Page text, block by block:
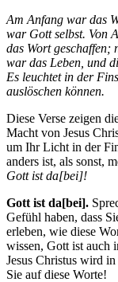
Am Anfang war das
war Gott selbst. Von
das Wort geschaffen;
war das Leben, und
Es leuchtet in der
auslöschen können.
Diese Verse zeigen
Macht von Jesus
um Ihr Licht in der
anders ist, als sonst,
Gott ist da[bei]!
Gott ist da[bei].
Gefühl haben, dass
erleben, wie diese
wissen, Gott ist auch
Jesus Christus wird
Sie auf diese Worte!